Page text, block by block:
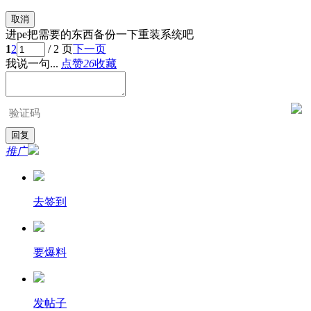
取消
进pe把需要的东西备份一下重装系统吧
12 / 2 页下一页
我说一句... 点赞26收藏
推广
去签到
要爆料
发帖子